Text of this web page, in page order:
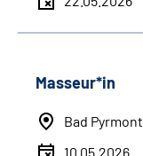
Masseur*in
Bad Pyrmont
10.05.2026